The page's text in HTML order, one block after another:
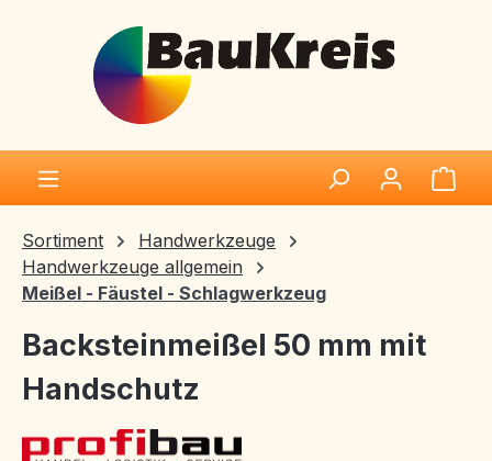
Zum Hauptinhalt springen
Sortiment
Handwerkzeuge
Handwerkzeuge allgemein
Meißel - Fäustel - Schlagwerkzeug
Backsteinmeißel 50 mm mit
Handschutz